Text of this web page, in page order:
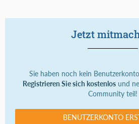
Jetzt
Sie haben noch kein
Registrieren Sie sich kostenlos und
Community teil!
BENUTZERKONTO